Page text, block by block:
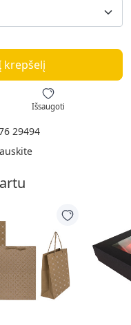
Išsaugoti
29494